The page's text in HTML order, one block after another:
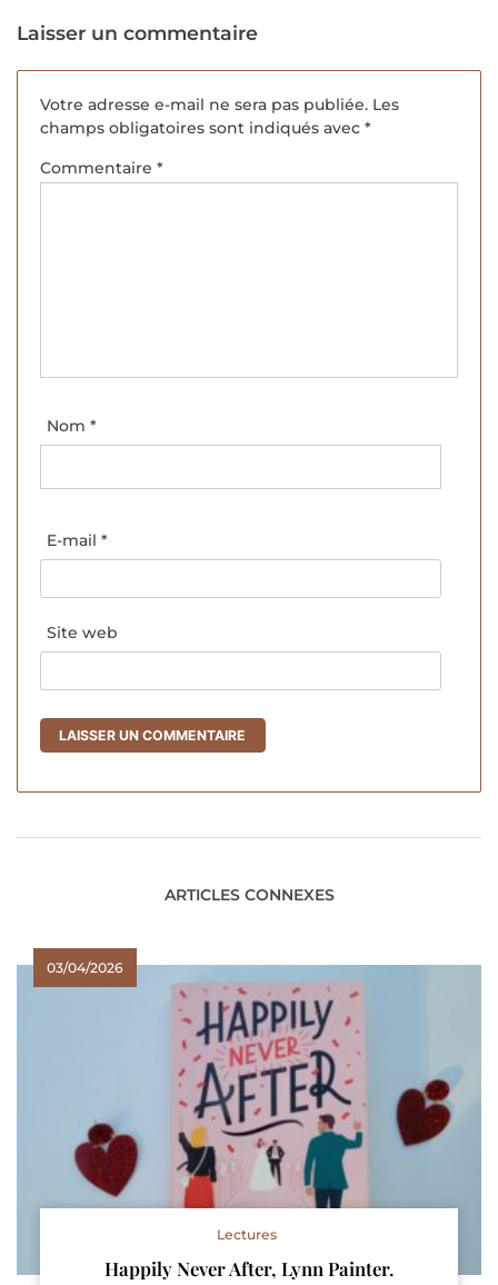
Laisser un commentaire
Votre adresse e-mail ne sera pas publiée. Les
champs obligatoires sont indiqués avec *
Commentaire *
Nom *
E-mail *
Site web
ARTICLES CONNEXES
03/04/2026
Lectures
Happily Never After, Lynn Painter.